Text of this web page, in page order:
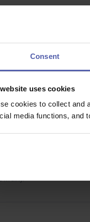
Consent
uses cookies
cookies to collect and
media functions, and
(ž/m)
LEAN technika,
analytické myšlení,
ve výrobě BEZ
a motivované montážní
kvality.